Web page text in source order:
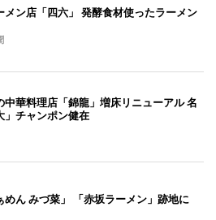
メン店「四六」 発酵食材使ったラーメン
中華料理店「錦龍」増床リニューアル 名
」チャンポン健在
めん みづ菜」 「赤坂ラーメン」跡地に